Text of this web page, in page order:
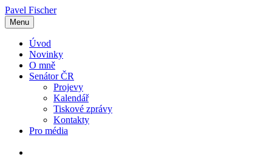
Pavel Fischer
Menu
Úvod
Novinky
O mně
Senátor ČR
Projevy
Kalendář
Tiskové zprávy
Kontakty
Pro média